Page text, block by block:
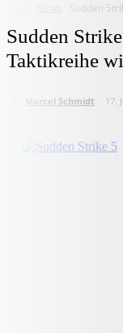
Sudden
Sudden
Taktikreihe
Marcel Schmidt 17.